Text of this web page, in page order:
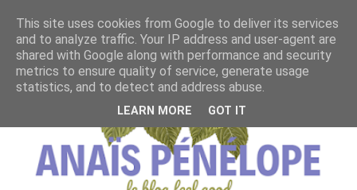
This site uses cookies from Google to deliver its services
and to analyze traffic. Your IP address and user-agent are
shared with Google along with performance and security
metrics to ensure quality of service, generate usage
statistics, and to detect and address abuse.
LEARN MORE GOT IT